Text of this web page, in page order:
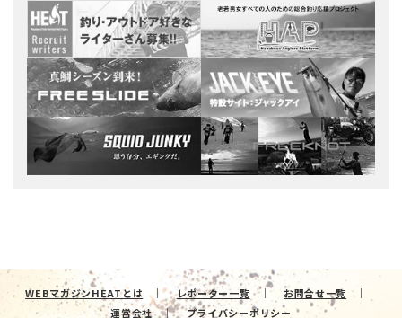
WEBマガジンHEATとは レポーター一覧
お問合せ一覧
運営会社
プライバシーポリシー